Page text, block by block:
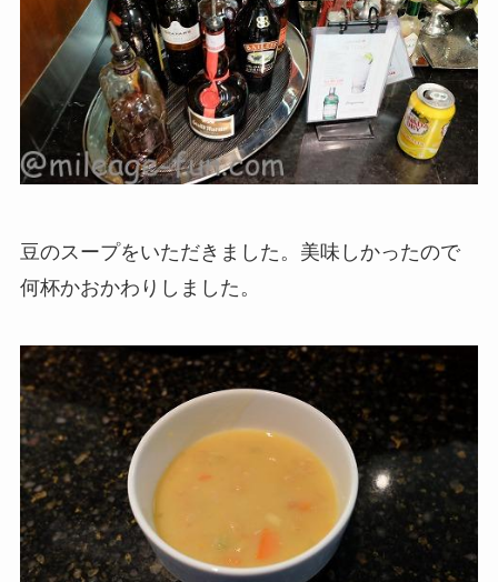
豆のスープをいただきました。美味しかったので
何杯かおかわりしました。